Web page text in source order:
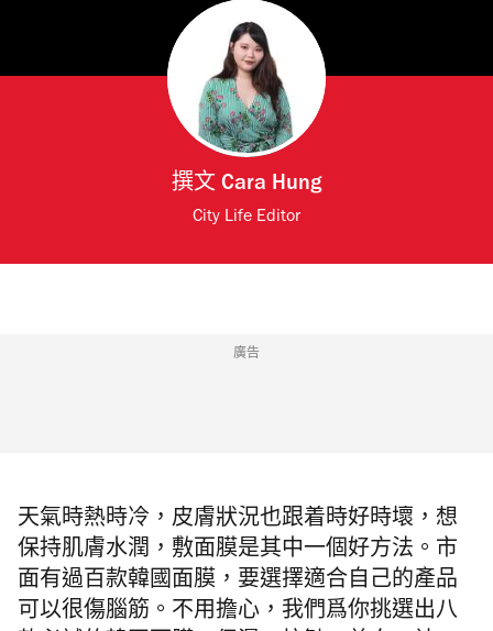
撰文 Cara Hung
City Life Editor
廣告
天氣時熱時冷，皮膚狀況也跟着時好時壞，想
保持肌膚水潤，敷面膜是其中一個好方法。市
面有過百款韓國面膜，要選擇適合自己的產品
可以很傷腦筋。不用擔心，我們爲你挑選出八